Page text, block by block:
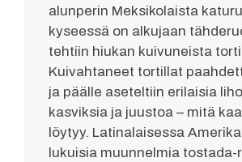
alunperin Meksikolaista
kyseessä on alkujaan
tehtiin hiukan kuivuneista
Kuivahtaneet tortillat
ja päälle aseteltiin erilaisia
kasviksia ja juustoa – mitä
löytyy. Latinalaisessa
lukuisia muunnelmia